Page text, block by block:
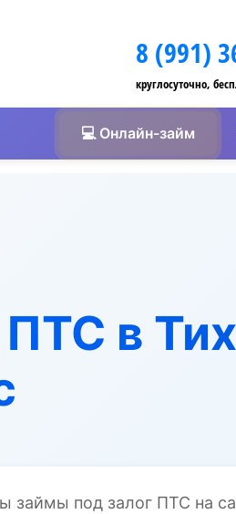
8 (991)
круглосуточно,
💻 Онлайн-займ
в
займы под залог ПТС на